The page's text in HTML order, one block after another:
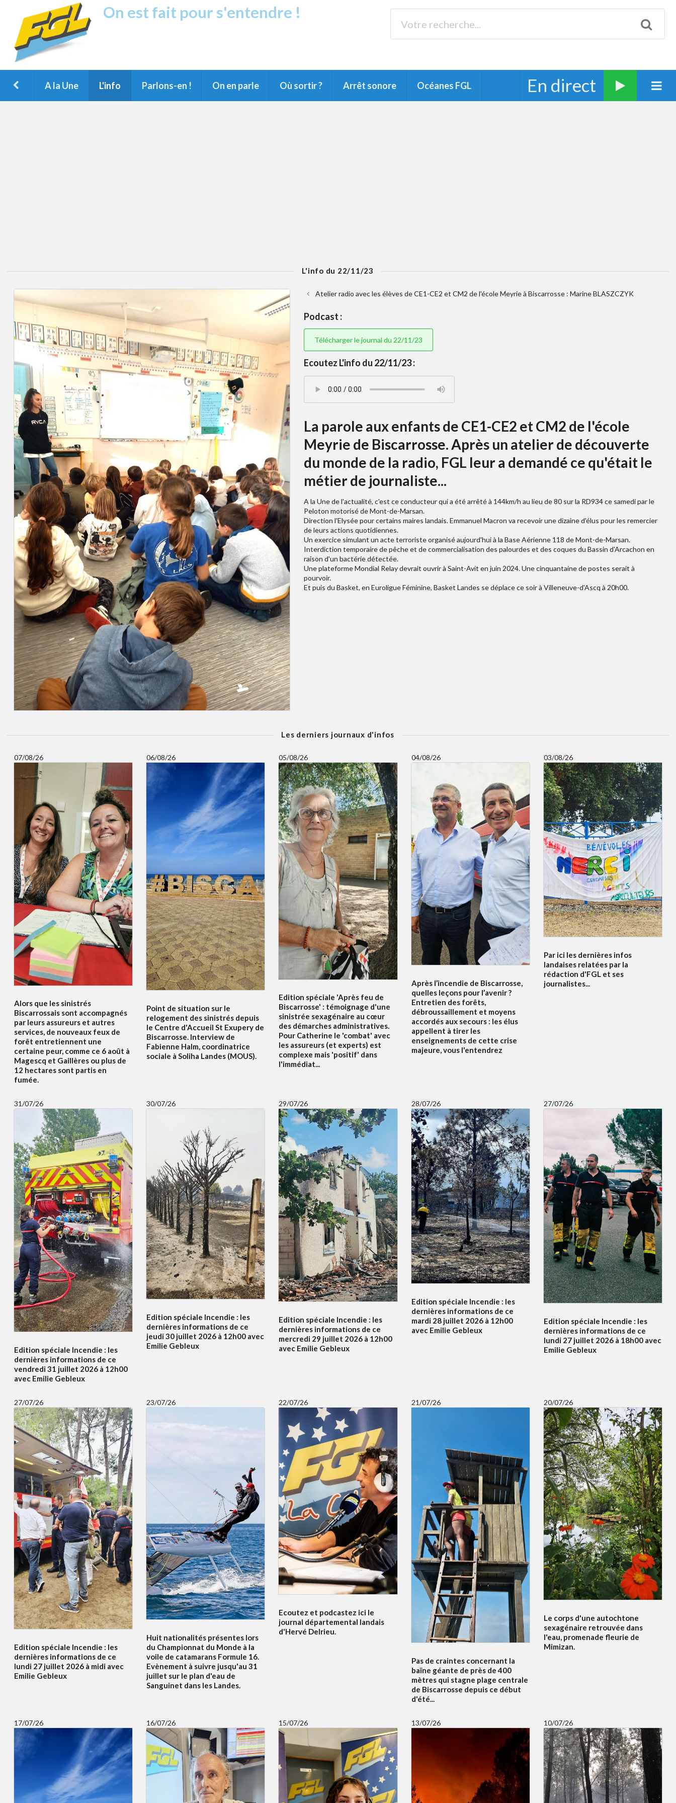
On est fait pour s'entendre !
A la Une L'info Parlons-en ! On en parle Où sortir ? Arrêt sonore Océanes FGL En direct
L'info du 22/11/23
Atelier radio avec les élèves de CE1-CE2 et CM2 de l'école Meyrie à Biscarrosse : Marine BLASZCZYK
Podcast :
Télécharger le journal du 22/11/23
Ecoutez L'info du 22/11/23 :
La parole aux enfants de CE1-CE2 et CM2 de l'école
Meyrie de Biscarrosse. Après un atelier de découverte
du monde de la radio, FGL leur a demandé ce qu'était le
métier de journaliste...
A la Une de l'actualité, c'est ce conducteur qui a été arrêté à 144km/h au lieu de 80 sur la RD934 ce samedi par le
Peloton motorisé de Mont-de-Marsan.
Direction l'Elysée pour certains maires landais. Emmanuel Macron va recevoir une dizaine d'élus pour les remercier
de leurs actions quotidiennes.
Un exercice simulant un acte terroriste organisé aujourd'hui à la Base Aérienne 118 de Mont-de-Marsan.
Interdiction temporaire de pêche et de commercialisation des palourdes et des coques du Bassin d'Arcachon en
raison d'un bactérie détectée.
Une plateforme Mondial Relay devrait ouvrir à Saint-Avit en juin 2024. Une cinquantaine de postes serait à
pourvoir.
Et puis du Basket, en Euroligue Féminine, Basket Landes se déplace ce soir à Villeneuve-d'Ascq à 20h00.
Les derniers journaux d'infos
07/08/26
Alors que les sinistrés
Biscarrossais sont accompagnés
par leurs assureurs et autres
services, de nouveaux feux de
forêt entretiennent une
certaine peur, comme ce 6 août à
Magescq et Gaillères ou plus de
12 hectares sont partis en
fumée.
06/08/26
Point de situation sur le
relogement des sinistrés depuis
le Centre d'Accueil St Exupery de
Biscarrosse. Interview de
Fabienne Halm, coordinatrice
sociale à Soliha Landes (MOUS).
05/08/26
Edition spéciale 'Après feu de
Biscarrosse' : témoignage d'une
sinistrée sexagénaire au cœur
des démarches administratives.
Pour Catherine le 'combat' avec
les assureurs (et experts) est
complexe mais 'positif' dans
l'immédiat...
04/08/26
Après l’incendie de Biscarrosse,
quelles leçons pour l’avenir ?
Entretien des forêts,
débroussaillement et moyens
accordés aux secours : les élus
appellent à tirer les
enseignements de cette crise
majeure, vous l'entendrez
03/08/26
Par ici les dernières infos
landaises relatées par la
rédaction d'FGL et ses
journalistes...
31/07/26
Edition spéciale Incendie : les
dernières informations de ce
vendredi 31 juillet 2026 à 12h00
avec Emilie Gebleux
30/07/26
Edition spéciale Incendie : les
dernières informations de ce
jeudi 30 juillet 2026 à 12h00 avec
Emilie Gebleux
29/07/26
Edition spéciale Incendie : les
dernières informations de ce
mercredi 29 juillet 2026 à 12h00
avec Emilie Gebleux
28/07/26
Edition spéciale Incendie : les
dernières informations de ce
mardi 28 juillet 2026 à 12h00
avec Emilie Gebleux
27/07/26
Edition spéciale Incendie : les
dernières informations de ce
lundi 27 juillet 2026 à 18h00 avec
Emilie Gebleux
27/07/26
Edition spéciale Incendie : les
dernières informations de ce
lundi 27 juillet 2026 à midi avec
Emilie Gebleux
23/07/26
Huit nationalités présentes lors
du Championnat du Monde à la
voile de catamarans Formule 16.
Evènement à suivre jusqu'au 31
juillet sur le plan d'eau de
Sanguinet dans les Landes.
22/07/26
Ecoutez et podcastez ici le
journal départemental landais
d'Hervé Delrieu.
21/07/26
Pas de craintes concernant la
baïne géante de près de 400
mètres qui stagne plage centrale
de Biscarrosse depuis ce début
d'été...
20/07/26
Le corps d'une autochtone
sexagénaire retrouvée dans
l'eau, promenade fleurie de
Mimizan.
17/07/26 16/07/26 15/07/26 13/07/26 10/07/26